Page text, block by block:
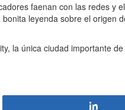
faenan con las redes y
leyenda sobre el
la única ciudad importante